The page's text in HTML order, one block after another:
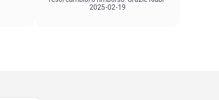
2025-02-19